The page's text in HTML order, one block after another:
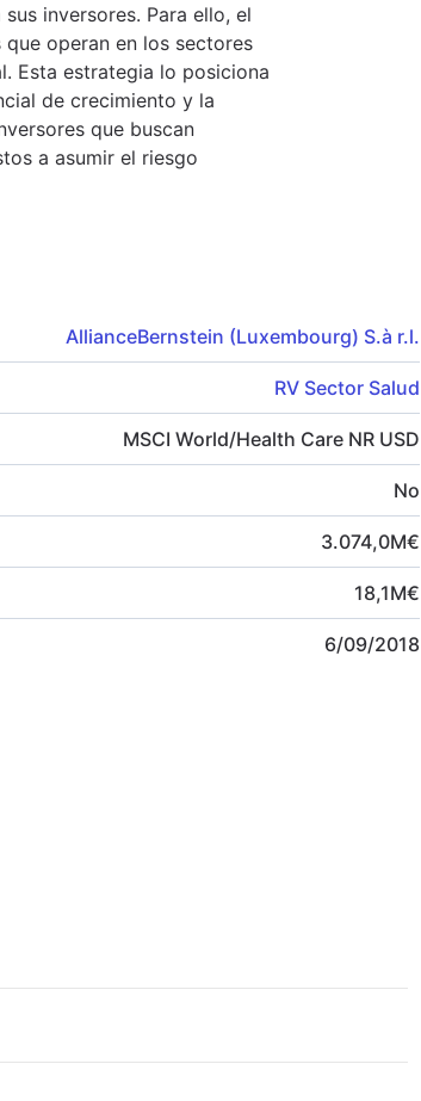
inversores. Para ello, el
operan en los sectores
Esta estrategia lo posiciona
de crecimiento y la
que buscan
a asumir el riesgo
AllianceBernstein (Luxembourg) S.à r.l.
RV Sector Salud
MSCI World/Health Care NR USD
No
3.074,0M€
18,1M€
6/09/2018